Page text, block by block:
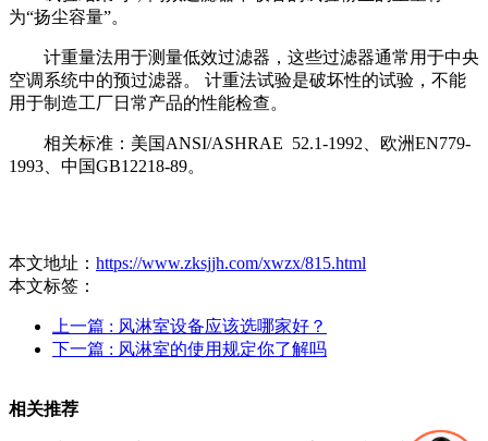
为“扬尘容量”。
计重量法用于测量低效过滤器，这些过滤器通常用于中央
空调系统中的预过滤器。 计重法试验是破坏性的试验，不能
用于制造工厂日常产品的性能检查。
相关标准：美国ANSI/ASHRAE 52.1-1992、欧洲EN779-
1993、中国GB12218-89。
本文地址： https://www.zksjjh.com/xwzx/815.html
本文标签：
上一篇 : 风淋室设备应该选哪家好？
下一篇 : 风淋室的使用规定你了解吗
相关推荐